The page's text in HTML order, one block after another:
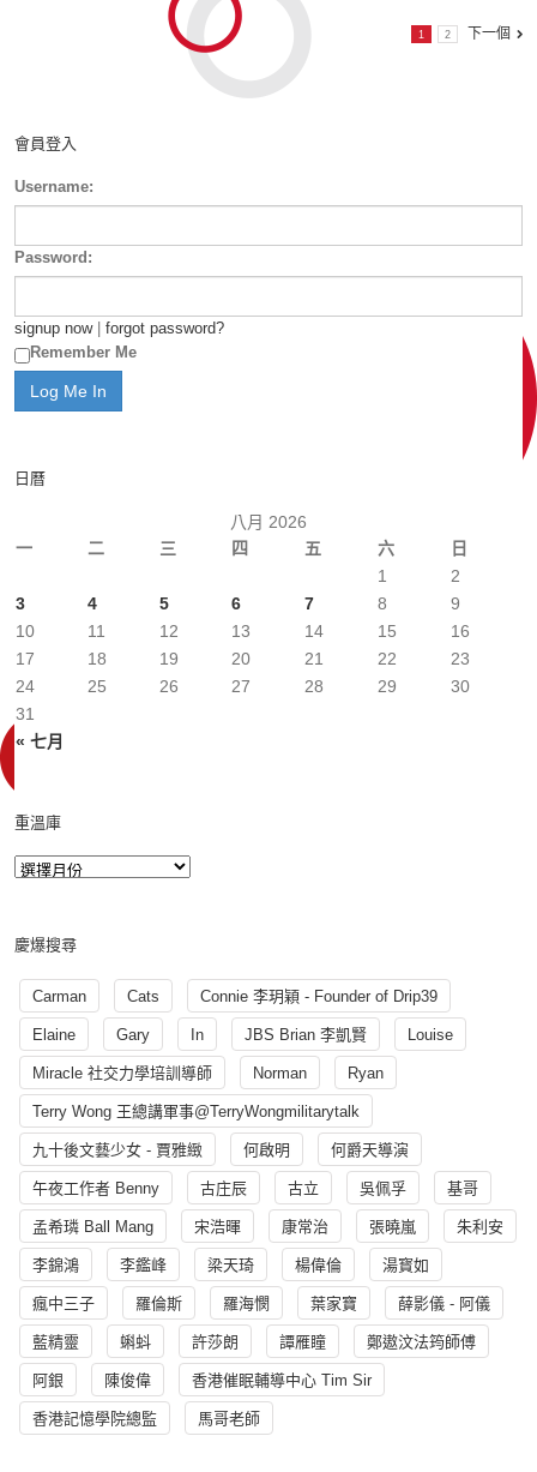
1 2 下一個
會員登入
Username:
Password:
signup now| forgot password?
Remember Me
日曆
八月 2026
一
二 三 四 五 六 日
« 七月
1
2
3
4 5 6 7 8
9
10
11 12 13 14 15
16
17
18 19 20 21 22
23
24
25 26 27 28 29
30
31
重溫庫
慶爆搜尋
Carman Cats Connie 李玥穎 - Founder of Drip39
Elaine Gary In JBS Brian 李凱賢 Louise
Miracle 社交力學培訓導師 Norman Ryan
Terry Wong 王總講軍事@TerryWongmilitarytalk
九十後文藝少女 - 賈雅緻 何啟明 何爵天導演
午夜工作者 Benny 古庄辰 古立 吳佩孚 基哥
孟希璘 Ball Mang 宋浩暉 康常治 張曉嵐 朱利安
李錦鴻 李鑑峰 梁天琦 楊偉倫 湯寳如
瘋中三子 羅倫斯 羅海憫 葉家寶 薛影儀 - 阿儀
藍精靈 蝌蚪 許莎朗 譚雁瞳 鄭遨汶法筠師傅
阿銀 陳俊偉 香港催眠輔導中心 Tim Sir
香港記憶學院總監 馬哥老師